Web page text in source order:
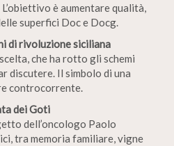
è aumentare qualità,
superfici Doc e Docg.
di rivoluzione siciliana
che ha rotto gli schemi
discutere. Il simbolo di una
controcorrente.
dei Goti
dell’oncologo Paolo
tra memoria familiare, vigne